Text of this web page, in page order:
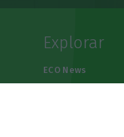
Explorar
ECO News